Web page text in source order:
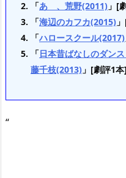
「あゝ、荒野(2011) 」[
「海辺のカフカ(2015)
「ハロースクール(2017)
「日本昔ばなしのダン
藤千枝(2013) 」[劇評1本]
“